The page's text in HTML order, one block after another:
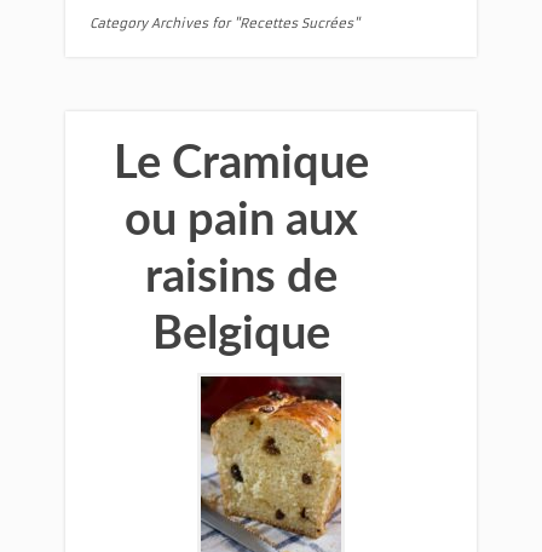
Category Archives for "Recettes Sucrées"
Le Cramique
ou pain aux
raisins de
Belgique